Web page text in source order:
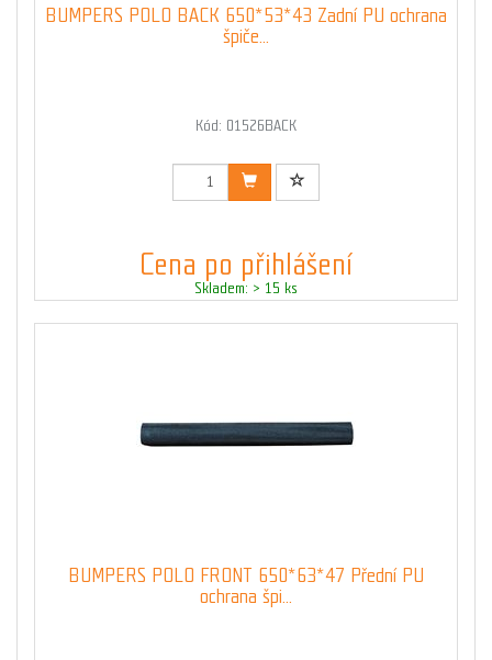
BUMPERS POLO BACK 650*53*43 Zadní PU ochrana
špiče...
Kód: 01526BACK
Cena po přihlášení
Skladem: > 15 ks
BUMPERS POLO FRONT 650*63*47 Přední PU
ochrana špi...